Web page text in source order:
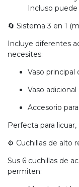
Incluso
🔄 Sistema 3 en 1
Incluye diferentes
necesites:
Vaso principal
Vaso
Accesorio
Perfecta para
⚙️ Cuchillas de alto
Sus 6 cuchillas de
permiten: